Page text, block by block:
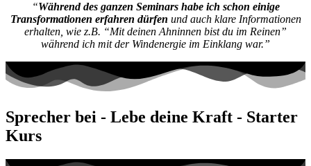
“Während des ganzen Seminars habe ich schon einige
Transformationen erfahren dürfen und auch klare Informationen
erhalten, wie z.B. “Mit deinen Ahninnen bist du im Reinen”
während ich mit der Windenergie im Einklang war.”
Sprecher bei - Lebe deine Kraft - Starter
Kurs